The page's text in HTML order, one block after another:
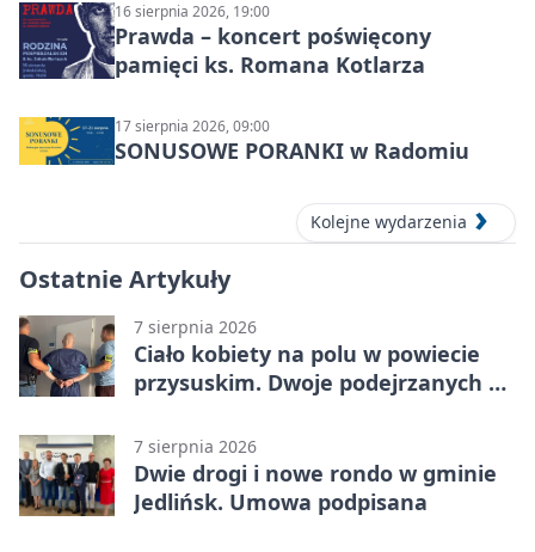
16 sierpnia 2026, 19:00
Prawda – koncert poświęcony
pamięci ks. Romana Kotlarza
17 sierpnia 2026, 09:00
SONUSOWE PORANKI w Radomiu
Kolejne wydarzenia
Ostatnie Artykuły
7 sierpnia 2026
Ciało kobiety na polu w powiecie
przysuskim. Dwoje podejrzanych w
7 sierpnia 2026
Dwie drogi i nowe rondo w gminie
Jedlińsk. Umowa podpisana